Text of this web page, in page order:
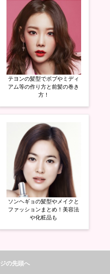
テヨンの髪型でボブやミディ
アム等の作り方と前髪の巻き
方！
ソンヘギョの髪型やメイクと
ファッションまとめ！美容法
や化粧品も
の先頭へ